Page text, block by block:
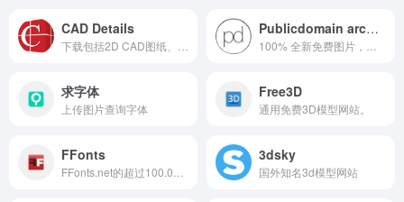
CAD Details Publicdomain archive
求字体
上传图片查询字体
Free3D
通用免费3D模型网站。
FFonts 3dsky
国外知名3d模型网站